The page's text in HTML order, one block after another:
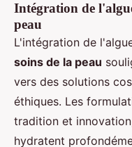
Intégration de
peau
L'intégration de
soins de la peau
vers des solutions
éthiques. Les
tradition et
hydratent